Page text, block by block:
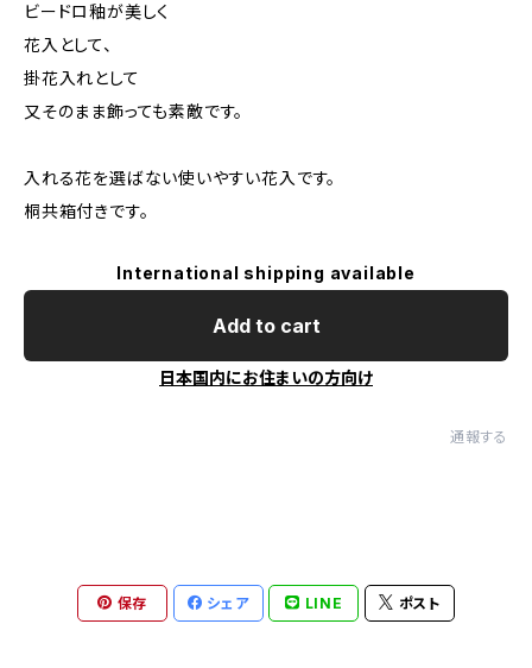
ビードロ釉が美しく
花入として、
掛花入れとして
又そのまま飾っても素敵です。
入れる花を選ばない使いやすい花入です。
桐共箱付きです。
International shipping available
Add to cart
日本国内にお住まいの方向け
通報する
保存 シェア LINE ポスト